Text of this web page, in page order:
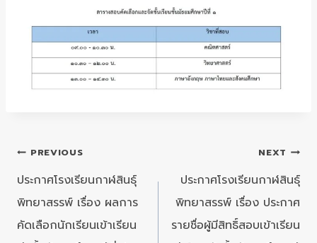
แนะแนว
เรื่อง
PREVIOUS
ประกาศโรงเรียนกาฬสินธุ์
พิทยาสรรพ์ เรื่อง ผลการ
คัดเลือกนักเรียนเข้าเรียน
NEXT
ประกาศโรงเรียนกาฬสินธุ์
พิทยาสรรพ์ เรื่อง ประกาศ
รายชื่อผู้มีสิทธิ์สอบเข้าเรียน